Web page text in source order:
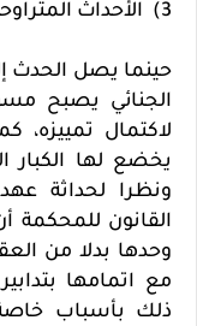
3) الأحداث المتراوحة أعمارهم بين 16 و18 سنة:
الجنائي يصبح
لاكتمال تمييزه،
يخضع لها الكبار
ونظرا لحداثة
القانون للمحكمة
وحدها بدلا من
مع اتمامها